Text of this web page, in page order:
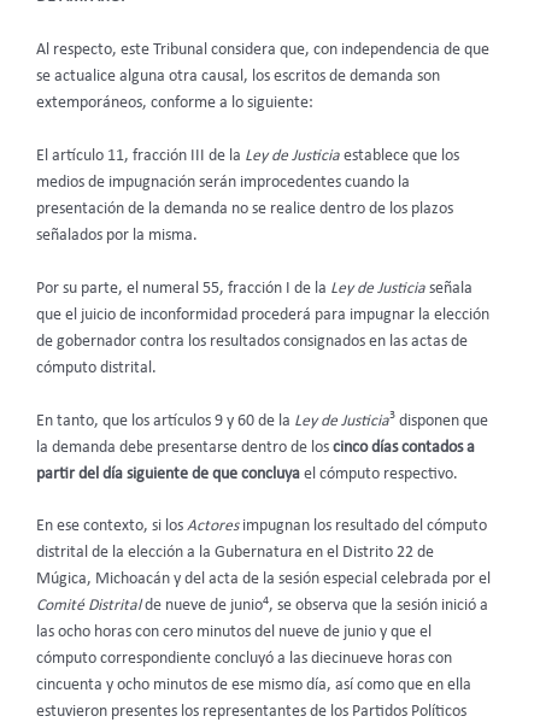
Al respecto, este Tribunal considera que, con independencia de que
se actualice alguna otra causal, los escritos de demanda son
extemporáneos, conforme a lo siguiente:
El artículo 11, fracción III de la Ley de Justicia establece que los
medios de impugnación serán improcedentes cuando la
presentación de la demanda no se realice dentro de los plazos
señalados por la misma.
Por su parte, el numeral 55, fracción I de la Ley de Justicia señala
que el juicio de inconformidad procederá para impugnar la elección
de gobernador contra los resultados consignados en las actas de
cómputo distrital.
En tanto, que los artículos 9 y 60 de la Ley de Justicia3 disponen que
la demanda debe presentarse dentro de los cinco días contados a
partir del día siguiente de que concluya el cómputo respectivo.
En ese contexto, si los Actores impugnan los resultado del cómputo
distrital de la elección a la Gubernatura en el Distrito 22 de
Múgica, Michoacán y del acta de la sesión especial celebrada por el
Comité Distritalde nueve de junio4, se observa que la sesión inició a
las ocho horas con cero minutos del nueve de junio y que el
cómputo correspondiente concluyó a las diecinueve horas con
cincuenta y ocho minutos de ese mismo día, así como que en ella
estuvieron presentes los representantes de los Partidos Políticos